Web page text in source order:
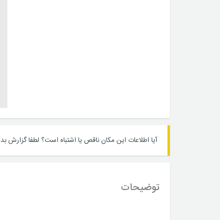
آیا اطلاعات این مکان ناقص یا اشتباه است؟ لطفا گزارش
توضیحات